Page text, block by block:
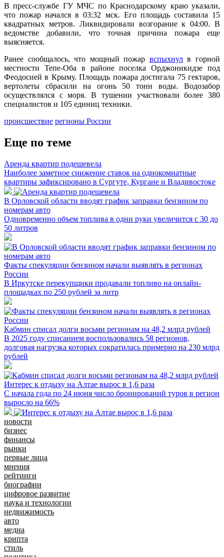
В пресс-службе ГУ МЧС по Краснодарскому краю указали,
что пожар начался в 03:32 мск. Его площадь составила 15
квадратных метров. Ликвидировали возгорание к 04:00. В
ведомстве добавили, что точная причина пожара еще
выясняется.
Ранее сообщалось, что мощный пожар вспыхнулв горной
местности Тепе-Оба в районе поселка Орджоникидзе под
Феодосией в Крыму. Площадь пожара достигала 75 гектаров,
вертолеты сбрасили на огонь 50 тонн воды. Водозабор
осуществлялся с моря. В тушении участвовали более 380
специалистов и 105 единиц техники.
происшествие регионы России
Еще по теме
Аренда квартир подешевела
Наиболее заметное снижение ставок на однокомнатные
квартиры зафиксировано в Сургуте, Кургане и Владивостоке
В Орловской области вводят график заправки бензином по
номерам авто
Одновременно объем топлива в одни руки увеличится с 30 до
50 литров
Факты спекуляции бензином начали выявлять в регионах
России
В Иркутске перекупщики продавали топливо на онлайн-
площадках по 250 рублей за литр
Кабмин списал долги восьми регионам на 48,2 млрд рублей
В 2025 году списанием воспользовались 58 регионов,
долговая нагрузка которых сократилась примерно на 230 млрд
рублей
Интерес к отдыху на Алтае вырос в 1,6 раза
С начала года по 24 июня число бронирований туров в регион
выросло на 66%
новости
бизнес
финансы
рынки
первые лица
мнения
рейтинги
биографии
цифровое развитие
наука и технологии
недвижимость
авто
медиа
крипта
стиль